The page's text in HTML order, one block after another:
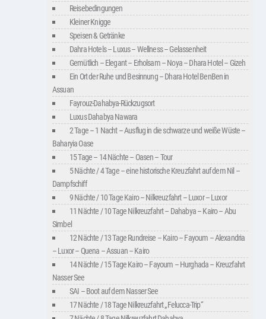
Reisebedingungen
Kleiner Knigge
Speisen & Getränke
Dahra Hotels – Luxus – Wellness – Gelassenheit
Gemütlich – Elegant – Erholsam – Noya – Dhara Hotel – Gizeh
Ein Ort der Ruhe und Besinnung – Dhara Hotel BenBen in
Assuan
Fayrouz-Dahabya-Rückzugsort
Luxus Dahabya Nawara
2 Tage – 1 Nacht – Ausflug in die schwarze und weiße Wüste –
Baharyia Oase
15 Tage – 14 Nächte – Oasen – Tour
5 Nächte / 4 Tage – eine historische Kreuzfahrt auf dem Nil –
Dampfschiff
9 Nächte / 10 Tage Kairo – Nilkreuzfahrt – Luxor – Luxor
11 Nächte / 10 Tage Nilkreuzfahrt – Dahabya – Kairo – Abu
Simbel
12 Nächte / 13 Tage Rundreise – Kairo – Fayoum – Alexandria
– Luxor – Quena – Assuan – Kairo
14 Nächte / 15 Tage Kairo – Fayoum – Hurghada – Kreuzfahrt
Nasser See
SAI – Boot auf dem Nasser See
17 Nächte / 18 Tage Nilkreuzfahrt „Felucca-Trip“